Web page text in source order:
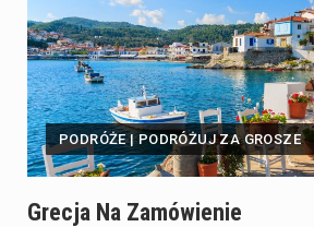
PODRÓŻE | PODRÓŻUJ ZA GROSZE
Grecja Na Zamówienie